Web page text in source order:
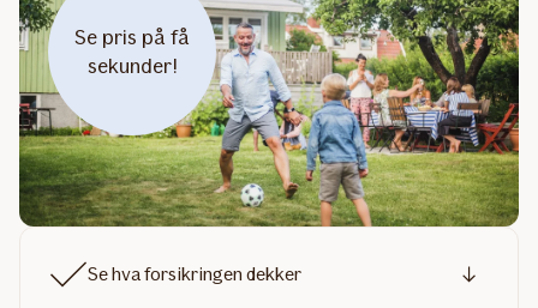
Se pris på få
sekunder!
Se hva forsikringen dekker